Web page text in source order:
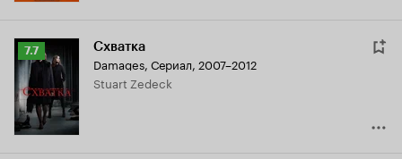
Рейтинг
Кинопоиска
7.7
7.7 Схватка
Damages, Сериал, 2007–2012
Stuart Zedeck